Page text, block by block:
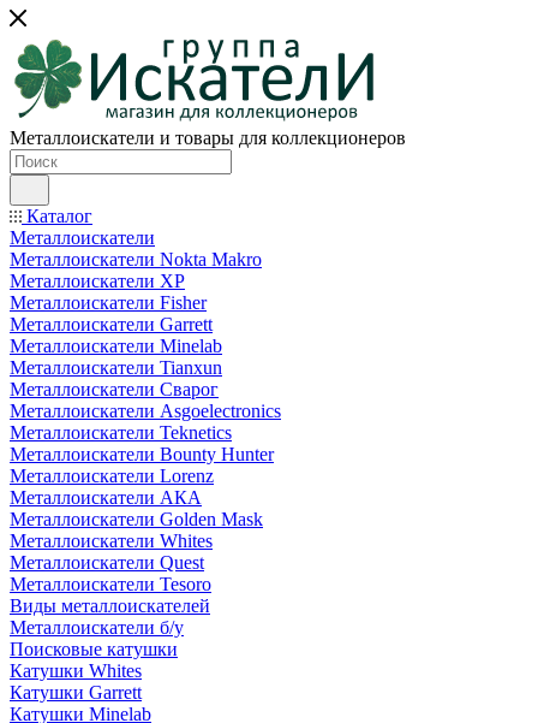
Металлоискатели и товары для коллекционеров
Каталог
Металлоискатели
Металлоискатели Nokta Makro
Металлоискатели XP
Металлоискатели Fisher
Металлоискатели Garrett
Металлоискатели Minelab
Металлоискатели Tianxun
Металлоискатели Сварог
Металлоискатели Asgoelectronics
Металлоискатели Teknetics
Металлоискатели Bounty Hunter
Металлоискатели Lorenz
Металлоискатели АКА
Металлоискатели Golden Mask
Металлоискатели Whites
Металлоискатели Quest
Металлоискатели Tesoro
Виды металлоискателей
Металлоискатели б/у
Поисковые катушки
Катушки Whites
Катушки Garrett
Катушки Minelab